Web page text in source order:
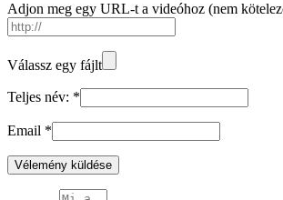
Adjon meg egy URL-t a videóhoz (nem
Válassz egy fájlt
Teljes név: *
Email *
Vélemény küldése